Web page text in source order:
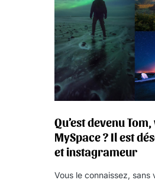
Qu’est devenu
MySpace ? Il est
et instagrameur
Vous le connaissez,